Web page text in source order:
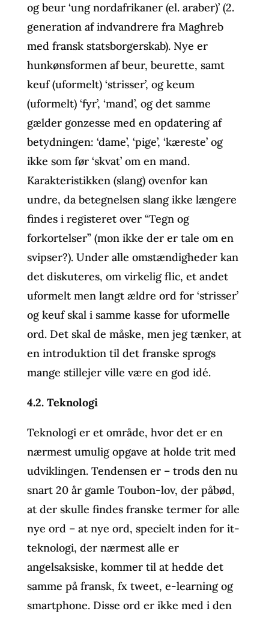
og beur ‘ung nordafrikaner (el. araber)’ (2.
generation af indvandrere fra Maghreb
med fransk statsborgerskab). Nye er
hunkønsformen af beur, beurette, samt
keuf (uformelt) ‘strisser’, og keum
(uformelt) ‘fyr’, ‘mand’, og det samme
gælder gonzesse med en opdatering af
betydningen: ‘dame’, ‘pige’, ‘kæreste’ og
ikke som før ‘skvat’ om en mand.
Karakteristikken (slang) ovenfor kan
undre, da betegnelsen slang ikke længere
findes i registeret over “Tegn og
forkortelser” (mon ikke der er tale om en
svipser?). Under alle omstændigheder kan
det diskuteres, om virkelig flic, et andet
uformelt men langt ældre ord for ‘strisser’
og keuf skal i samme kasse for uformelle
ord. Det skal de måske, men jeg tænker, at
en introduktion til det franske sprogs
mange stillejer ville være en god idé.
4.2. Teknologi
Teknologi er et område, hvor det er en
nærmest umulig opgave at holde trit med
udviklingen. Tendensen er – trods den nu
snart 20 år gamle Toubon-lov, der påbød,
at der skulle findes franske termer for alle
nye ord – at nye ord, specielt inden for it-
teknologi, der nærmest alle er
angelsaksiske, kommer til at hedde det
samme på fransk, fx tweet, e-learning og
smartphone. Disse ord er ikke med i den